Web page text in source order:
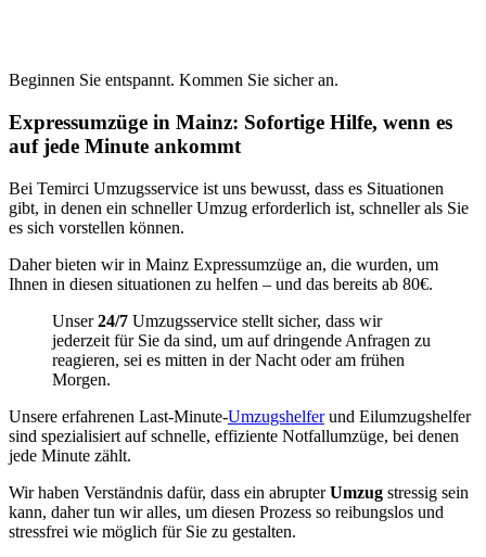
Beginnen Sie entspannt. Kommen Sie sicher an.
Expressumzüge in Mainz: Sofortige Hilfe, wenn es
auf jede Minute ankommt
Bei Temirci Umzugsservice ist uns bewusst, dass es Situationen
gibt, in denen ein schneller Umzug erforderlich ist, schneller als Sie
es sich vorstellen können.
Daher bieten wir in Mainz Expressumzüge an, die wurden, um
Ihnen in diesen situationen zu helfen – und das bereits ab 80€.
Unser24/7 Umzugsservice stellt sicher, dass wir
jederzeit für Sie da sind, um auf dringende Anfragen zu
reagieren, sei es mitten in der Nacht oder am frühen
Morgen.
Unsere erfahrenen Last-Minute-Umzugshelferund Eilumzugshelfer
sind spezialisiert auf schnelle, effiziente Notfallumzüge, bei denen
jede Minute zählt.
Wir haben Verständnis dafür, dass ein abrupterUmzug stressig sein
kann, daher tun wir alles, um diesen Prozess so reibungslos und
stressfrei wie möglich für Sie zu gestalten.